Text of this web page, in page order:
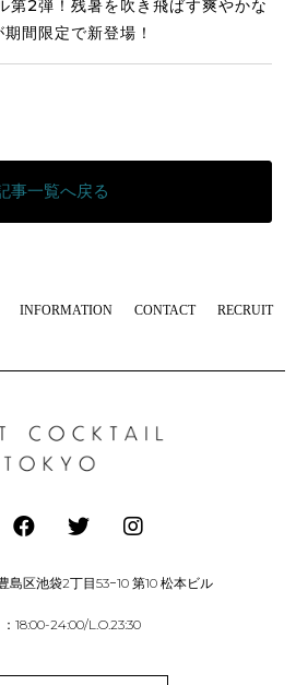
第2弾！残暑を吹き飛ばす爽やかな
間限定で新登場！
事一覧へ戻る
INFORMATION CONTACT RECRUIT
島区池袋2丁目53−10 第10 松本ビル
18:00-24:00/L.O.23:30